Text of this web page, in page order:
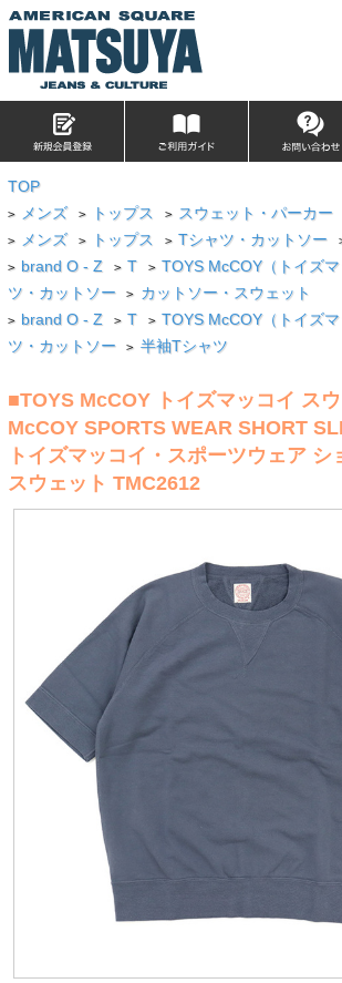
TOP
> メンズ > トップス > スウェット・パーカー
> メンズ > トップス > Tシャツ・カットソー
> brand O - Z > T > TOYS McCOY（トイズマ
ツ・カットソー
> カットソー・スウェット
> brand O - Z > T > TOYS McCOY（トイズマ
ツ・カットソー
> 半袖Tシャツ
■TOYS McCOY トイズマッコイ ス
McCOY SPORTS WEAR SHORT
トイズマッコイ・スポーツウェア シ
スウェット TMC2612